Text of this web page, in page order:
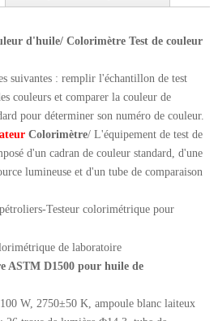
d'huile/ Colorimètre Test de couleur
suivantes : remplir l'échantillon de test
couleurs et comparer la couleur de
pour déterminer son numéro de couleur.
Colorimètre/ L'équipement de test de
d'un cadran de couleur standard, d'une
lumineuse et d'un tube de comparaison
ASTM D1500 pour huile de
W, 2750±50 K, ampoule blanc laiteux